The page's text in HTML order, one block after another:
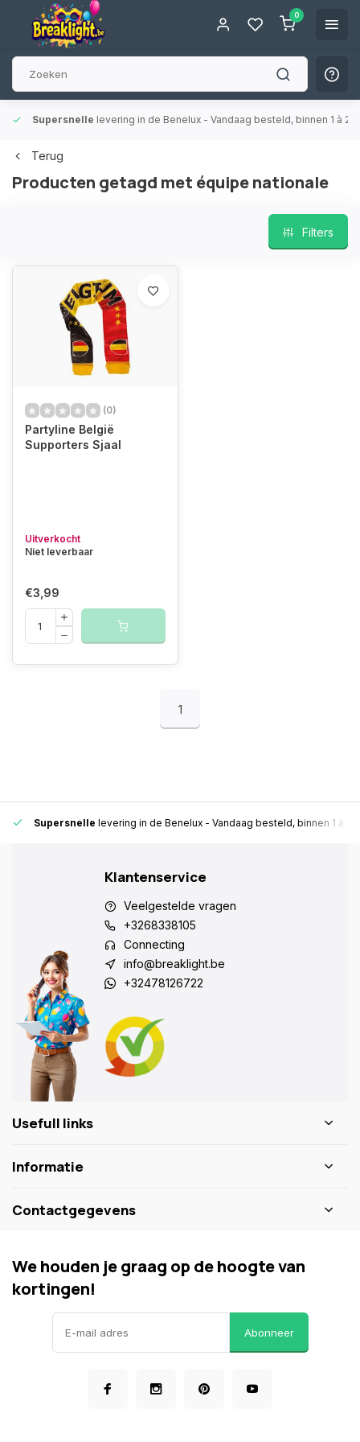
0
Supersnelle levering in de Benelux - Vandaag besteld, binnen 1 à 2
Terug
Producten getagd met équipe nationale
Filters
(0)
Partyline België
Supporters Sjaal
Uitverkocht
Niet leverbaar
€3,99
1
Supersnelle levering in de Benelux - Vandaag besteld, binnen 1 à 2
Klantenservice
Veelgestelde vragen
+3268338105
Connecting
info@breaklight.be
+32478126722
Usefull links
Informatie
Contactgegevens
We houden je graag op de hoogte van
kortingen!
Abonneer